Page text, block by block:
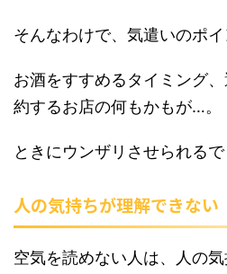
そんなわけで、気遣いのポイ
お酒をすすめるタイミング
約するお店の何もかもが…。
ときにウンザリさせられるで
人の気持ちが理解できない
空気を読めない人は、人の